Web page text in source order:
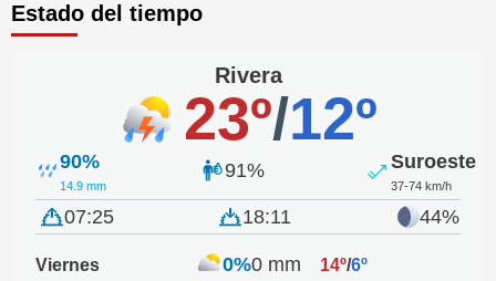
Estado del tiempo
Rivera
23º/12º
90%
14.9 mm
91% Suroeste
37-74 km/h
07:25 18:11 44%
Viernes 0%0 mm 14º/6º